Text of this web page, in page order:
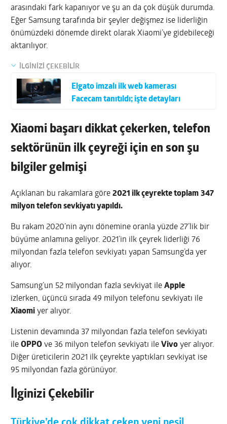
arasındaki fark kapanıyor ve şu an da çok düşük durumda.
Eğer Samsung tarafında bir şeyler değişmez ise liderliğin
önümüzdeki dönemde direkt olarak Xiaomi’ye gidebileceği
aktarılıyor.
İLGİNİZİ ÇEKEBİLİR
Elgato imzalı ilk web kamerası
Facecam tanıtıldı; işte detayları
Xiaomi başarı dikkat çekerken, telefon
sektörünün ilk çeyreği için en son şu
bilgiler gelmişi
Açıklanan bu rakamlara göre2021 ilk çeyrekte toplam 347
milyon telefon sevkiyatı yapıldı.
Bu rakam 2020’nin aynı dönemine oranla yüzde 27’lik bir
büyüme anlamına geliyor. 2021’in ilk çeyrek liderliği 76
milyondan fazla telefon sevkiyatı yapan Samsung’da yer
alıyor.
Samsung’un 52 milyondan fazla sevkiyat ileApple
izlerken, üçüncü sırada 49 milyon telefonu sevkiyatı ile
Xiaomi yer alıyor.
Listenin devamında 37 milyondan fazla telefon sevkiyatı
ileOPPO ve 36 milyon telefon sevkiyatı ileVivo yer alıyor.
Diğer üreticilerin 2021 ilk çeyrekte yaptıkları sevkiyat ise
95 milyondan fazla görünüyor.
İlginizi Çekebilir